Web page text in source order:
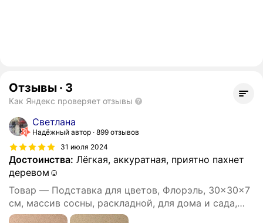
Отзывы · 3
Как Яндекс проверяет отзывы
Светлана
Надёжный автор 899 отзывов
31 июля 2024
Достоинства: Лёгкая, аккуратная, приятно пахнет
деревом☺
Товар — Подставка для цветов, Флорэль, 30x30x7
см, массив сосны, раскладной, для дома и сада,
Home Decoration